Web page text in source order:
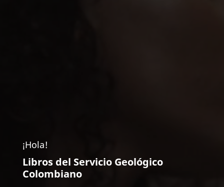
¡Hola!
Libros del Servicio Geológico
Colombiano